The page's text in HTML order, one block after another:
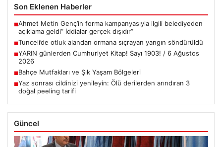
Son Eklenen Haberler
■Ahmet Metin Genç’in forma kampanyasıyla ilgili belediyeden
açıklama geldi” İddialar gerçek dışıdır”
■Tunceli’de otluk alandan ormana sıçrayan yangın söndürüldü
■YARIN günlerden Cumhuriyet Kitap! Sayı 1903! / 6 Ağustos
2026
■Bahçe Mutfakları ve Şık Yaşam Bölgeleri
■Yaz sonrası cildinizi yenileyin: Ölü derilerden arındıran 3
doğal peeling tarifi
Güncel